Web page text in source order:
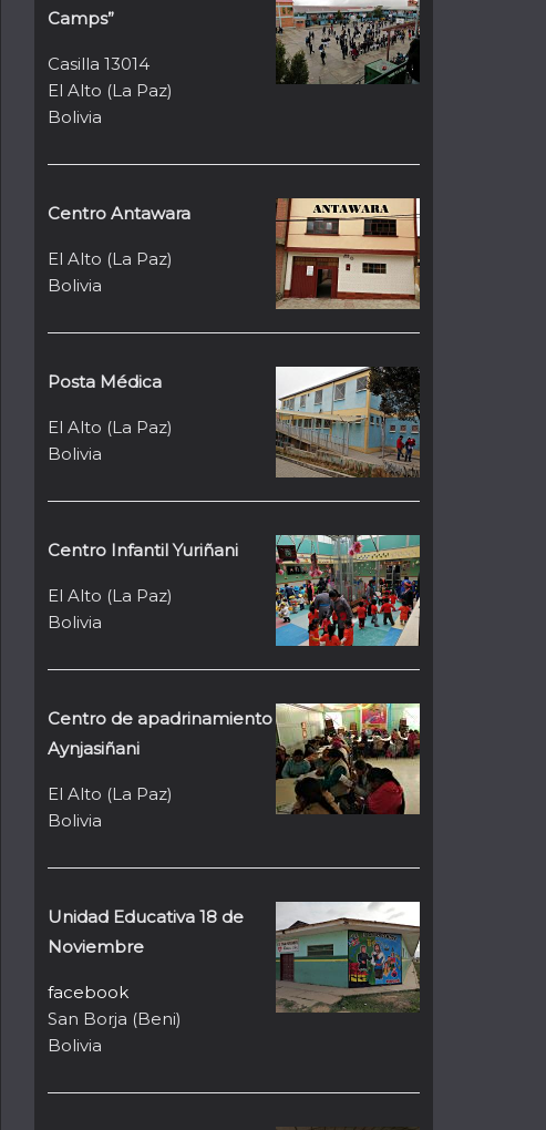
Camps”
Casilla 13014
El Alto (La Paz)
Bolivia
Centro Antawara
El Alto (La Paz)
Bolivia
Posta Médica
El Alto (La Paz)
Bolivia
Centro Infantil Yuriñani
El Alto (La Paz)
Bolivia
Centro de apadrinamiento
Aynjasiñani
El Alto (La Paz)
Bolivia
Unidad Educativa 18 de
Noviembre
facebook
San Borja (Beni)
Bolivia